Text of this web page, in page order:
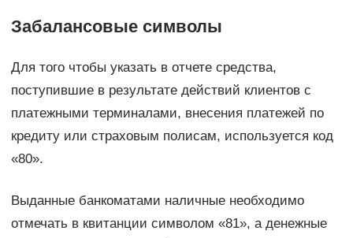
Забалансовые символы
Для того чтобы указать в отчете средства,
поступившие в результате действий клиентов с
платежными терминалами, внесения платежей по
кредиту или страховым полисам, используется код
«80».
Выданные банкоматами наличные необходимо
отмечать в квитанции символом «81», а денежные